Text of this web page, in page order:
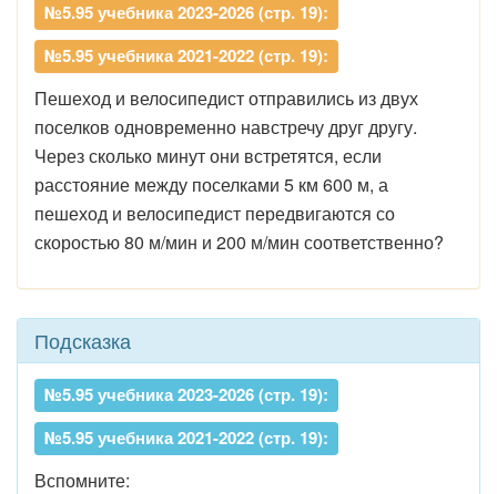
№5.95 учебника 2023-2026 (стр. 19):
№5.95 учебника 2021-2022 (стр. 19):
Пешеход и велосипедист отправились из двух
поселков одновременно навстречу друг другу.
Через сколько минут они встретятся, если
расстояние между поселками 5 км 600 м, а
пешеход и велосипедист передвигаются со
скоростью 80 м/мин и 200 м/мин соответственно?
Подсказка
№5.95 учебника 2023-2026 (стр. 19):
№5.95 учебника 2021-2022 (стр. 19):
Вспомните: